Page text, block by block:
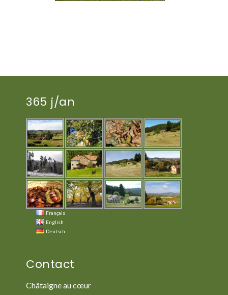
365 j/an
Français
English
Deutsch
Contact
Châtaigne au cœur